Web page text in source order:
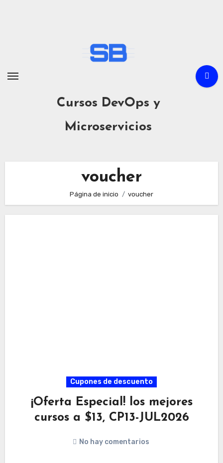
Cursos DevOps y
Microservicios
voucher
Página de inicio voucher
Cupones de descuento
¡Oferta Especial! los mejores
cursos a $13, CP13-JUL2026
No hay comentarios